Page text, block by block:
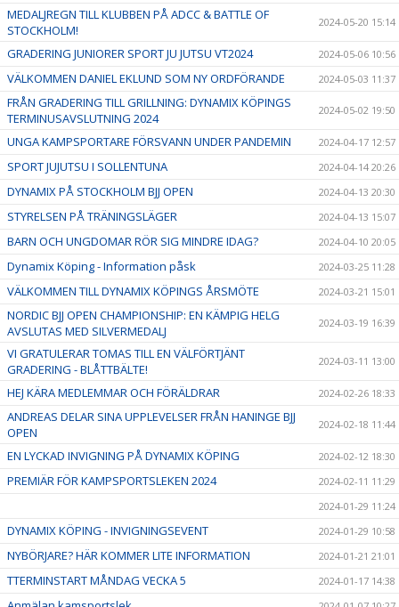
MEDALJREGN TILL KLUBBEN PÅ ADCC & BATTLE OF
STOCKHOLM!
2024-05-20 15:14
GRADERING JUNIORER SPORT JU JUTSU VT2024 2024-05-06 10:56
VÄLKOMMEN DANIEL EKLUND SOM NY ORDFÖRANDE 2024-05-03 11:37
FRÅN GRADERING TILL GRILLNING: DYNAMIX KÖPINGS
TERMINUSAVSLUTNING 2024
2024-05-02 19:50
UNGA KAMPSPORTARE FÖRSVANN UNDER PANDEMIN 2024-04-17 12:57
SPORT JUJUTSU I SOLLENTUNA 2024-04-14 20:26
DYNAMIX PÅ STOCKHOLM BJJ OPEN 2024-04-13 20:30
STYRELSEN PÅ TRÄNINGSLÄGER 2024-04-13 15:07
BARN OCH UNGDOMAR RÖR SIG MINDRE IDAG? 2024-04-10 20:05
Dynamix Köping - Information påsk 2024-03-25 11:28
VÄLKOMMEN TILL DYNAMIX KÖPINGS ÅRSMÖTE 2024-03-21 15:01
NORDIC BJJ OPEN CHAMPIONSHIP: EN KÄMPIG HELG
AVSLUTAS MED SILVERMEDALJ
2024-03-19 16:39
VI GRATULERAR TOMAS TILL EN VÄLFÖRTJÄNT
GRADERING - BLÅTTBÄLTE!
2024-03-11 13:00
HEJ KÄRA MEDLEMMAR OCH FÖRÄLDRAR 2024-02-26 18:33
ANDREAS DELAR SINA UPPLEVELSER FRÅN HANINGE BJJ
OPEN
2024-02-18 11:44
EN LYCKAD INVIGNING PÅ DYNAMIX KÖPING 2024-02-12 18:30
PREMIÄR FÖR KAMPSPORTSLEKEN 2024
2024-02-11 11:29
2024-01-29 11:24
DYNAMIX KÖPING - INVIGNINGSEVENT 2024-01-29 10:58
NYBÖRJARE? HÄR KOMMER LITE INFORMATION 2024-01-21 21:01
TTERMINSTART MÅNDAG VECKA 5 2024-01-17 14:38